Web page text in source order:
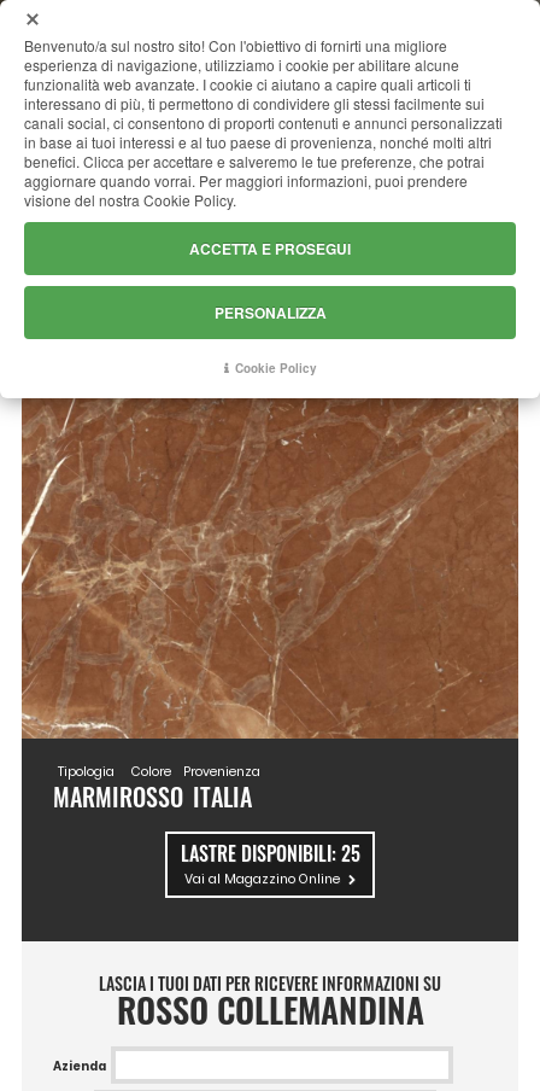
ROSSO COLLEMANDINA
Tipologia
MARMI
Colore
ROSSO
Provenienza
ITALIA
LASTRE DISPONIBILI:25
Vai al Magazzino Online
LASCIA I TUOI DATI PER RICEVERE INFORMAZIONI SU
ROSSO COLLEMANDINA
Azienda
Benvenuto/a sul nostro sito! Con l'obiettivo di fornirti una migliore
esperienza di navigazione, utilizziamo i cookie per abilitare alcune
funzionalità web avanzate. I cookie ci aiutano a capire quali articoli ti
interessano di più, ti permettono di condividere gli stessi facilmente sui
canali social, ci consentono di proporti contenuti e annunci personalizzati
in base ai tuoi interessi e al tuo paese di provenienza, nonché molti altri
benefici. Clicca per accettare e salveremo le tue preferenze, che potrai
aggiornare quando vorrai. Per maggiori informazioni, puoi prendere
visione del nostra Cookie Policy.
ACCETTA E PROSEGUI
PERSONALIZZA
Cookie Policy